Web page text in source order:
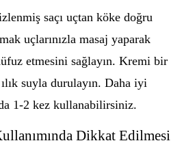
saçı uçtan köke doğru
uçlarınızla masaj yaparak
etmesini sağlayın. Kremi bir
suyla durulayın. Daha iyi
1-2 kez kullanabilirsiniz.
Dikkat Edilmesi